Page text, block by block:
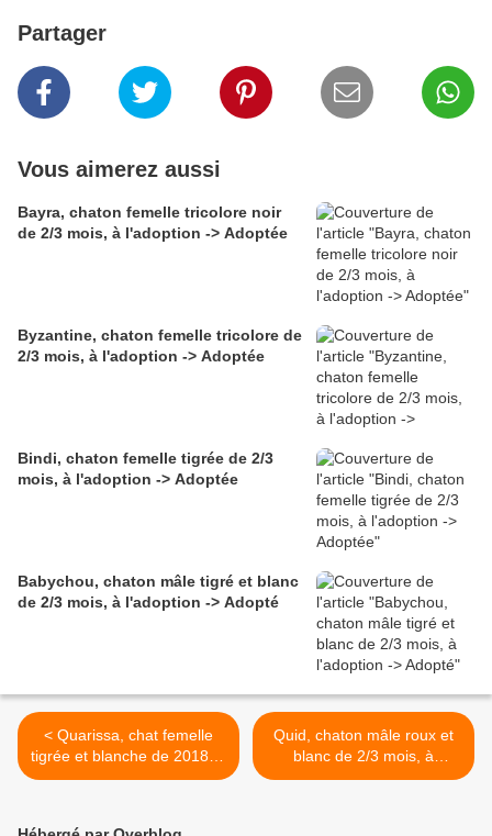
Partager
Vous aimerez aussi
Bayra, chaton femelle tricolore noir
de 2/3 mois, à l'adoption -> Adoptée
Byzantine, chaton femelle tricolore de
2/3 mois, à l'adoption -> Adoptée
Bindi, chaton femelle tigrée de 2/3
mois, à l'adoption -> Adoptée
Babychou, chaton mâle tigré et blanc
de 2/3 mois, à l'adoption -> Adopté
< Quarissa, chat femelle
tigrée et blanche de 2018, à
l'adoption -> adoptée
Quid, chaton mâle roux et
blanc de 2/3 mois, à
l'adoption -> adopté avec